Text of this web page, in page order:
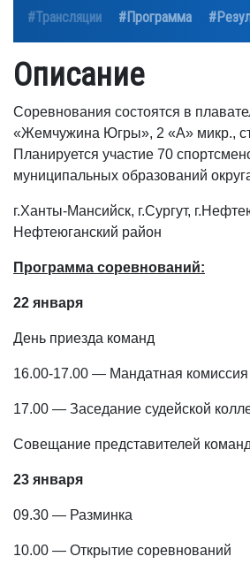
#Трансляции #Программа
Описание
Соревнования состоятся в
«Жемчужина Югры», 2 «А» микр.,
Планируется участие 70
муниципальных образований
г.Ханты-Мансийск, г.Сургут,
Нефтеюганский район
Программа соревнований:
22 января
День приезда команд
16.00-17.00 — Мандатная комиссия
17.00 — Заседание судейской
Совещание представителей команд
23 января
09.30 — Разминка
10.00 — Открытие соревнований